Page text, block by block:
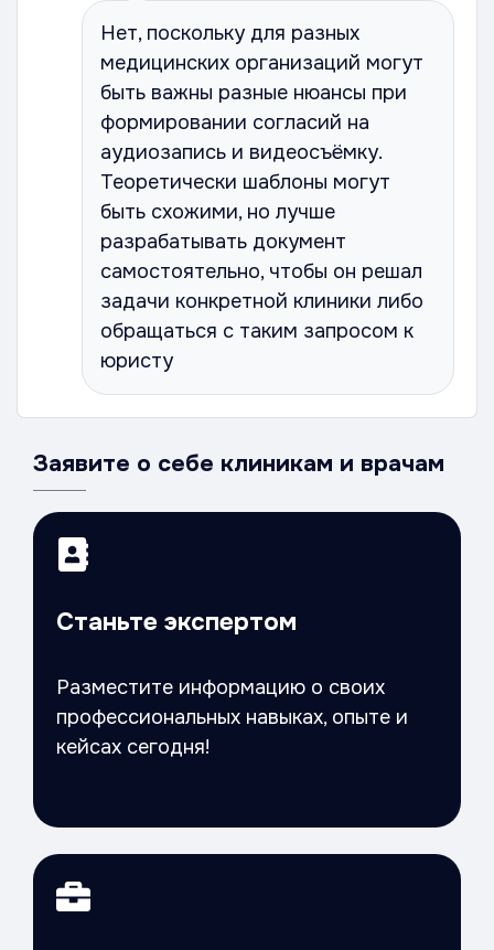
Нет, поскольку для разных
медицинских организаций могут
быть важны разные нюансы при
формировании согласий на
аудиозапись и видеосъёмку.
Теоретически шаблоны могут
быть схожими, но лучше
разрабатывать документ
самостоятельно, чтобы он решал
задачи конкретной клиники либо
обращаться с таким запросом к
юристу
Заявите о себе клиникам и врачам
Станьте экспертом
Разместите информацию о своих
профессиональных навыках, опыте и
кейсах сегодня!